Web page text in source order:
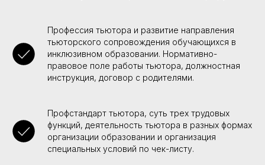
Профессия тьютора и развитие направления
тьюторского сопровождения обучающихся в
инклюзивном образовании. Нормативно-
правовое поле работы тьютора, должностная
инструкция, договор с родителями.
Профстандарт тьютора, суть трех трудовых
функций, деятельность тьютора в разных формах
организации образовании и организация
специальных условий по чек-листу.